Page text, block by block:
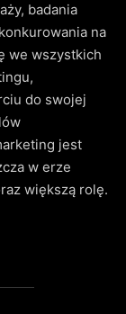
badania
na
we wszystkich
do swojej
jest
w erze
większą rolę.